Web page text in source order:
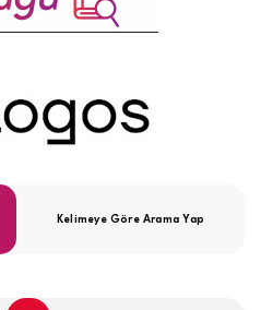
Kelimeye Göre Arama Yap